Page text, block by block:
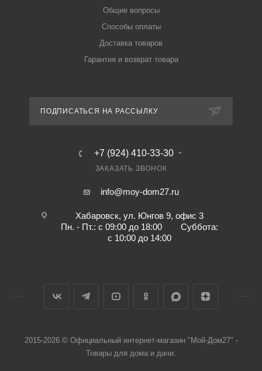
Общие вопросы
Способы оплаты
Доставка товаров
Гарантия и возврат товара
ПОДПИСАТЬСЯ НА РАССЫЛКУ
+7 (924) 410-33-30
ЗАКАЗАТЬ ЗВОНОК
info@moy-dom27.ru
Хабаровск, ул. Юнгов 9, офис 3
Пн. - Пт.: с 09:00 до 18:00 Суббота:
с 10:00 до 14:00
2015-2026 © Официальный интернет-магазин "Мой-Дом27" -
Товары для дома и дачи.